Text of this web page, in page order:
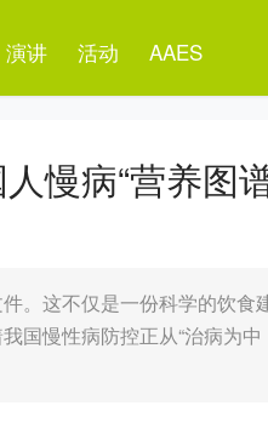
演讲 活动 AAES
慢病“营养图
。这不仅是一份科学的饮食
国慢性病防控正从“治病为中